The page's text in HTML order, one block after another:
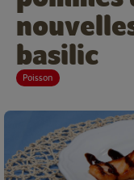
basilic
Poisson